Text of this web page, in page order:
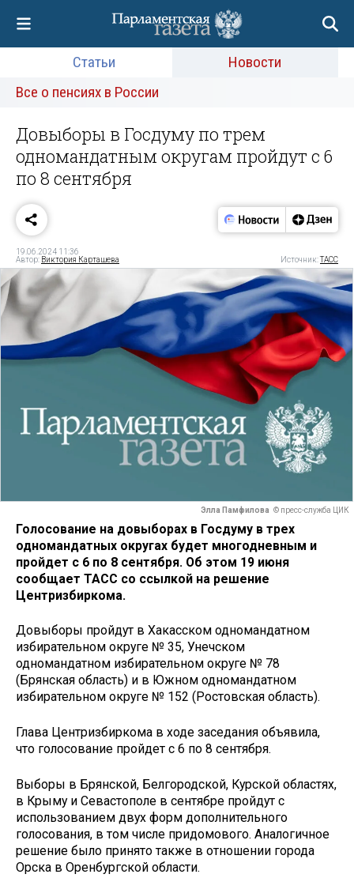
Статьи
Новости
Все о пенсиях в России
Довыборы в Госдуму по трем
одномандатным округам пройдут с 6
по 8 сентября
19.06.2024 11:36
Автор: Виктория Карташева Источник:ТАСС
Элла Памфилова © пресс-служба ЦИК
Голосование на довыборах в Госдуму в трех
одномандатных округах будет многодневным и
пройдет с 6 по 8 сентября. Об этом 19 июня
сообщает ТАСС со ссылкой на решение
Центризбиркома.
Довыборы пройдут в Хакасском одномандатном
избирательном округе № 35, Унечском
одномандатном избирательном округе № 78
(Брянская область) и в Южном одномандатном
избирательном округе № 152 (Ростовская область).
Глава Центризбиркома в ходе заседания объявила,
что голосование пройдет с 6 по 8 сентября.
Выборы в Брянской, Белгородской, Курской областях,
в Крыму и Севастополе в сентябре пройдут с
использованием двух форм дополнительного
голосования, в том числе придомового. Аналогичное
решение было принято также в отношении города
Орска в Оренбургской области.